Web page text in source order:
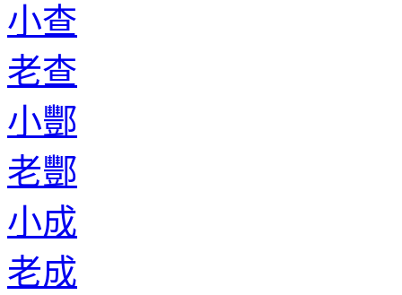
小查
老查
小酆
老酆
小成
老成